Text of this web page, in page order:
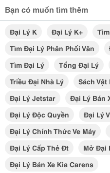
Bạn có muốn tìm thêm
Đại Lý K Đại Lý K+
Tìm Đại Lý Phân Phối Văn
Tìm Đại Lý
Tổng Đại Lý
Triều Đại Nhà Lý
Sách
Đại Lý Jetstar
Đại Lý Bán
Đại Lý Độc Quyền
Đại Lý
Đại Lý Chính Thức Ve Máy
Đại Lý Cấp Thẻ Đt
Mở Đại
Đại Lý Bán Xe Kia Carens